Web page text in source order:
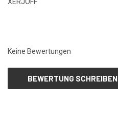
Keine Bewertungen
BEWERTUNG SCHREIBEN